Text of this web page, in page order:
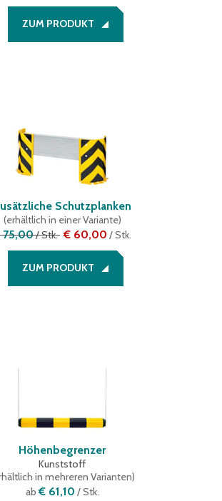
ZUM PRODUKT
Schutzplanken
(erhältlich in einer Variante)
75,00/Stk. € 60,00 /Stk.
ZUM PRODUKT
Höhenbegrenzer
Kunststoff
in mehreren Varianten)
ab€ 61,10 / Stk.